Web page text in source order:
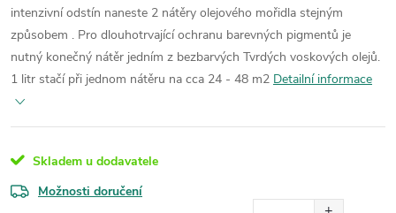
intenzivní odstín naneste 2 nátěry olejového mořidla stejným
způsobem . Pro dlouhotrvající ochranu barevných pigmentů je
nutný konečný nátěr jedním z bezbarvých Tvrdých voskových olejů.
1 litr stačí při jednom nátěru na cca 24 - 48 m2 Detailní informace
Skladem u dodavatele
Možnosti doručení